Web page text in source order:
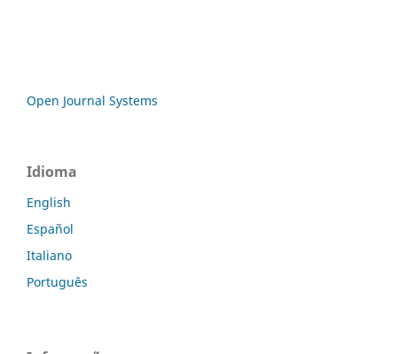
Open Journal Systems
Idioma
English
Español
Italiano
Português